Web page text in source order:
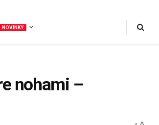
NOVINKY
nohami –